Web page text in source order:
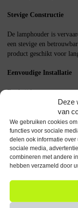
Deze
van
We gebruiken cookies
functies voor sociale
delen ook informatie
sociale media,
combineren met andere
hebben verzameld door
Stevige Constructie
De lamphouder is
een stevige en
product geschikt voor
Eenvoudige Installatie
Dankzij het ontwerp met
eenvoudig en snel. De
mogelijk om de
oppervlakken.
Veelzijdig Toepasbaar
Deze lamphouder is
verlichten van
zwarte kleur zorgt voor
verschillende